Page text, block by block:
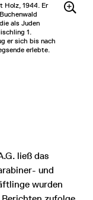
Holz, 1944. Er
als Juden
1.
er sich bis nach
erlebte.
ließ das
und
wurden